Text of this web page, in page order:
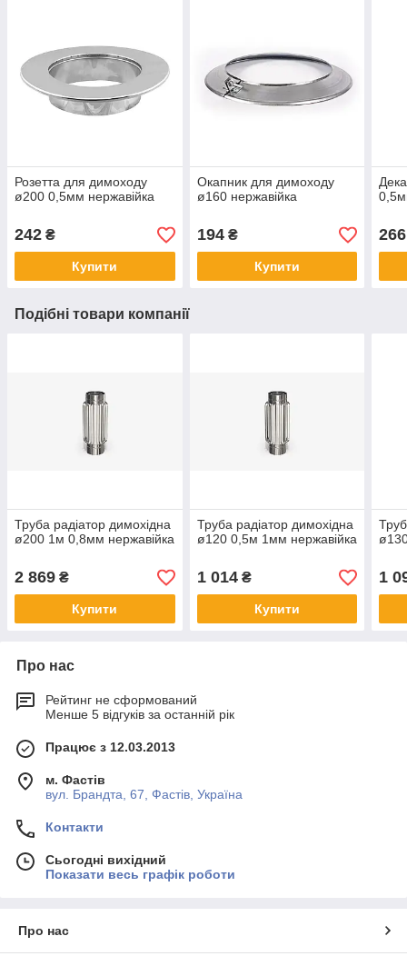
Розетта для димоходу
ø200 0,5мм нержавійка
242 ₴
Купити
Окапник для димоходу
ø160 нержавійка
194₴
Купити
266
Подібні товари компанії
Труба радіатор димохідна
ø200 1м 0,8мм нержавійка
2 869 ₴
Купити
Труба радіатор димохідна
ø120 0,5м 1мм нержавійка
1 014₴
Купити
1
Про нас
Рейтинг не сформований
Менше 5 відгуків за останній рік
Працює з 12.03.2013
м. Фастів
вул. Брандта, 67, Фастів, Україна
Контакти
Сьогодні вихідний
Показати весь графік роботи
Про нас